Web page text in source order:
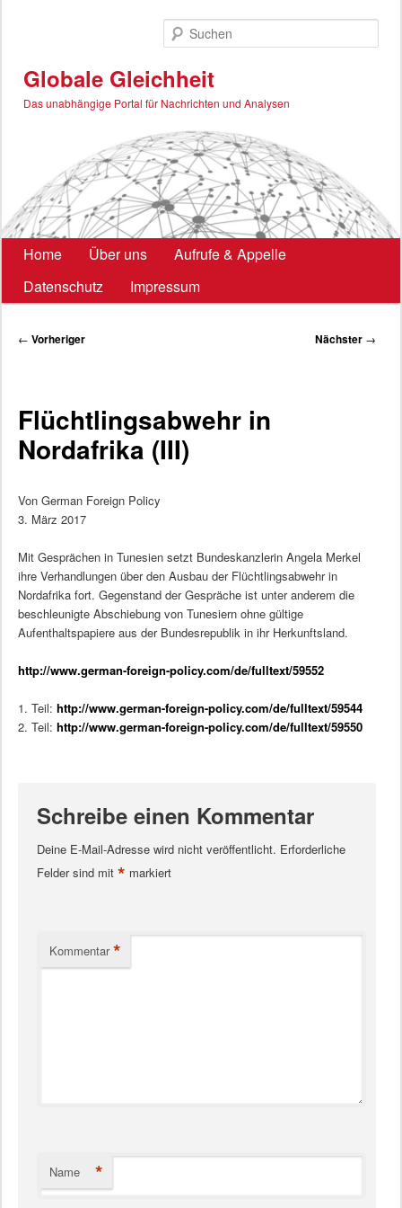
Globale Gleichheit
Das unabhängige Portal für Nachrichten und Analysen
Hauptmenü
Home Über uns
Aufrufe & Appelle
Datenschutz
Impressum
Beitragsnavigation
← Vorheriger Nächster →
Flüchtlingsabwehr in
Nordafrika (III)
Von German Foreign Policy
3. März 2017
Mit Gesprächen in Tunesien setzt Bundeskanzlerin Angela Merkel
ihre Verhandlungen über den Ausbau der Flüchtlingsabwehr in
Nordafrika fort. Gegenstand der Gespräche ist unter anderem die
beschleunigte Abschiebung von Tunesiern ohne gültige
Aufenthaltspapiere aus der Bundesrepublik in ihr Herkunftsland.
http://www.german-foreign-policy.com/de/fulltext/59552
1. Teil: http://www.german-foreign-policy.com/de/fulltext/59544
2. Teil: http://www.german-foreign-policy.com/de/fulltext/59550
Schreibe einen Kommentar
Deine E-Mail-Adresse wird nicht veröffentlicht. Erforderliche
Felder sind mit * markiert
Kommentar *
Name *